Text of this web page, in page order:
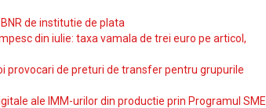
de institutie de plata
din iulie: taxa vamala de trei euro pe articol,
provocari de preturi de transfer pentru grupurile
ale IMM-urilor din productie prin Programul SME